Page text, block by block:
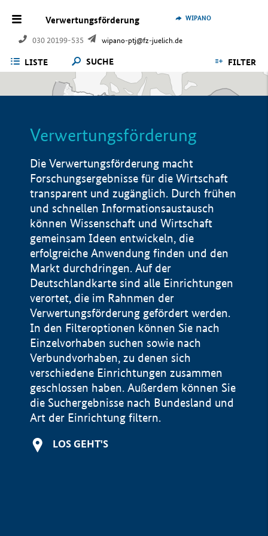
Verwertungsförderung
030 20199-535 wipano-ptj@fz-juelich.de
WIPANO
LISTE SUCHE FILTER
Verwertungsförderung
Die Verwertungsförderung macht
Forschungsergebnisse für die Wirtschaft
transparent und zugänglich. Durch frühen
und schnellen Informationsaustausch
können Wissenschaft und Wirtschaft
gemeinsam Ideen entwickeln, die
erfolgreiche Anwendung finden und den
Markt durchdringen. Auf der
Deutschlandkarte sind alle Einrichtungen
verortet, die im Rahnmen der
Verwertungsförderung gefördert werden.
In den Filteroptionen können Sie nach
Einzelvorhaben suchen sowie nach
Verbundvorhaben, zu denen sich
verschiedene Einrichtungen zusammen
geschlossen haben. Außerdem können Sie
die Suchergebnisse nach Bundesland und
Art der Einrichtung filtern.
LOS GEHT'S